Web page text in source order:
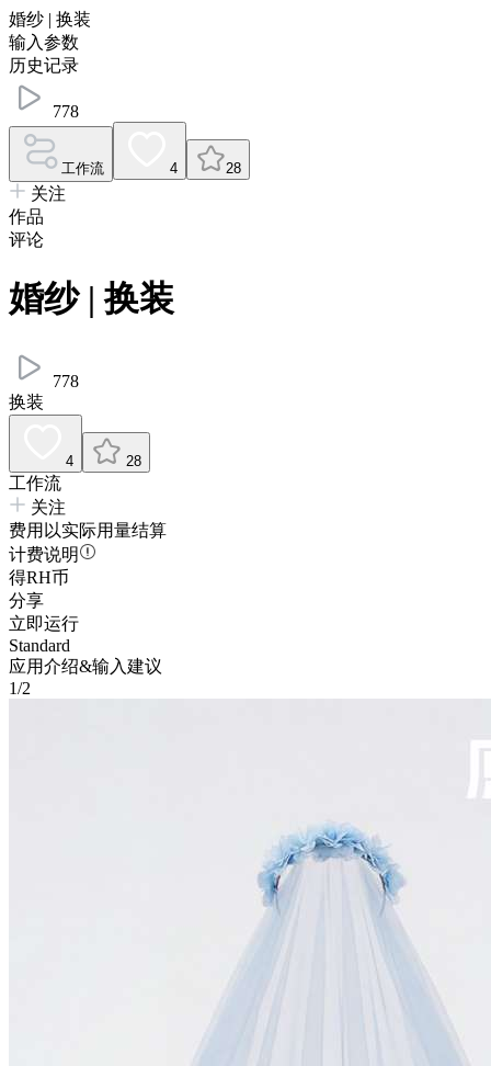
婚纱 | 换装
输入参数
历史记录
778
工作流 4 28
关注
作品
评论
婚纱 | 换装
778
换装
4 28
工作流
关注
费用以实际用量结算
计费说明
得RH币
分享
立即运行
Standard
应用介绍&输入建议
1/2